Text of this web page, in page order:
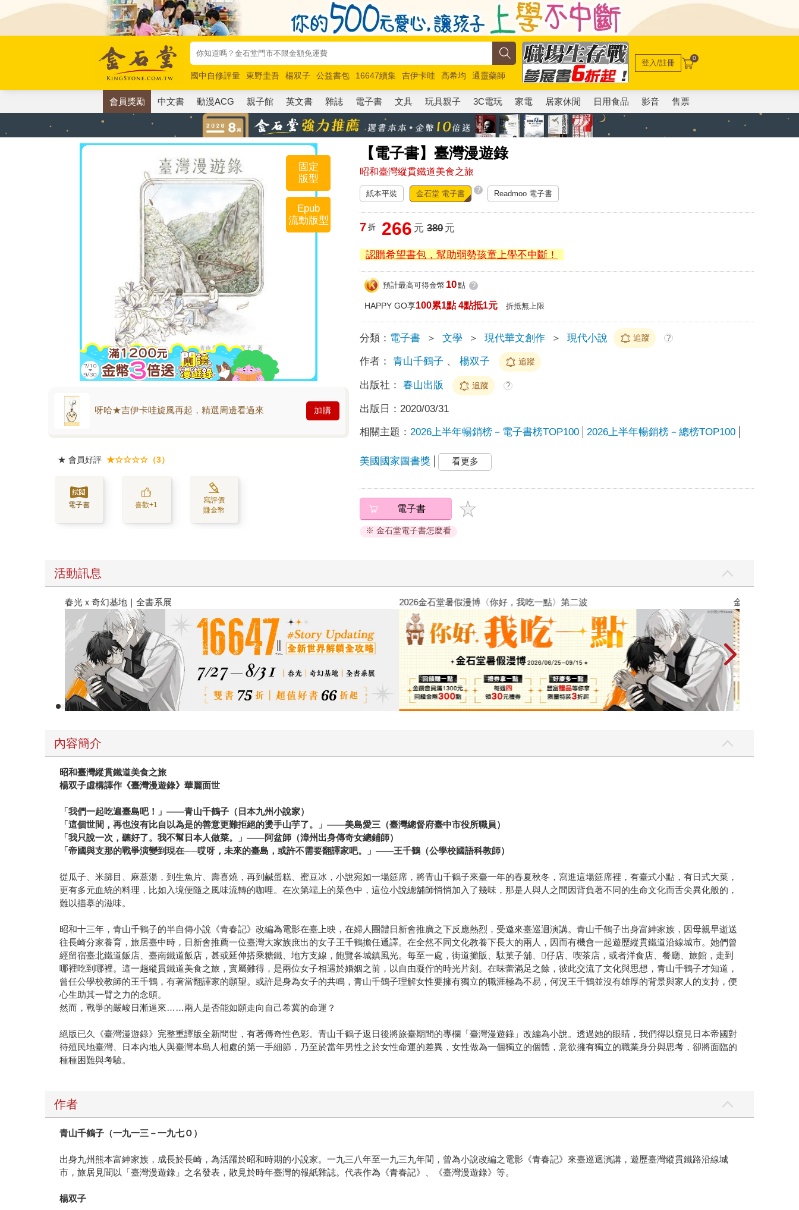
國中自修評量 東野圭吾 楊双子 公益書包 16647續集 吉伊卡哇 高希均
通靈藥師
唯紅花綻放
奧德賽 路邊攤新作 馬斯克 玩具總動員5 超慢跑
登入/註冊 0
會員獎勵 中文書 動漫ACG 親子館 英文書 雜誌 電子書 文具 玩具親子 3C電玩 家電 居家休閒 日用食品 影音 售票
【電子書】臺灣漫遊錄
昭和臺灣縱貫鐵道美食之旅
固定
版型
Epub
流動版型
呀哈★吉伊卡哇旋風再起，精選周邊看過來 加購
★ 會員好評 ★☆☆☆☆（3）
電子書 喜歡+1
寫評價
賺金幣
紙本平裝 金石堂 電子書 ? Readmoo 電子書
7 折 266 元 380元
認購希望書包，幫助弱勢孩童上學不中斷！
預計最高可得金幣 10點 ?
HAPPY GO享100累1點 4點抵1元 折抵無上限
分類： 電子書 ＞ 文學 ＞ 現代華文創作 ＞ 現代小說 追蹤 ?
作者： 青山千鶴子 、楊双子 追蹤
出版社： 春山出版 追蹤 ?
出版日： 2020/03/31
相關主題： 2026上半年暢銷榜－電子書榜TOP100 2026上半年暢銷榜－總榜TOP100
美國國家圖書獎 看更多
電子書
※ 金石堂電子書怎麼看
活動訊息
春光ｘ奇幻基地｜全書系展 2026金石堂暑假漫博〈你好，我吃一點〉第二波 金石堂2026海
內容簡介
昭和臺灣縱貫鐵道美食之旅
楊双子虛構譯作《臺灣漫遊錄》華麗面世
「我們一起吃遍臺島吧！」――青山千鶴子（日本九州小說家）
「這個世間，再也沒有比自以為是的善意更難拒絕的燙手山芋了。」――美島愛三（臺灣總督府臺中市役所職員）
「我只說一次，聽好了。我不幫日本人做菜。」――阿盆師（漳州出身傳奇女總鋪師）
「帝國與支那的戰爭演變到現在──哎呀，未來的臺島，或許不需要翻譯家吧。」――王千鶴（公學校國語科教師）
從瓜子、米篩目、麻薏湯，到生魚片、壽喜燒，再到鹹蛋糕、蜜豆冰，小說宛如一場筵席，將青山千鶴子來臺一年的春夏秋冬，寫進這場筵席裡，有臺式小點，有日式大菜，
更有多元血統的料理，比如入境便隨之風味流轉的咖哩。在次第端上的菜色中，這位小說總舖師悄悄加入了幾味，那是人與人之間因背負著不同的生命文化而舌尖異化般的，
難以描摹的滋味。
昭和十三年，青山千鶴子的半自傳小說《青春記》改編為電影在臺上映，在婦人團體日新會推廣之下反應熱烈，受邀來臺巡迴演講。青山千鶴子出身富紳家族，因母親早逝送
往長崎分家養育，旅居臺中時，日新會推薦一位臺灣大家族庶出的女子王千鶴擔任通譯。在全然不同文化教養下長大的兩人，因而有機會一起遊歷縱貫鐵道沿線城市。她們曾
經留宿臺北鐵道飯店、臺南鐵道飯店，甚或延伸搭乘糖鐵、地方支線，飽覽各城鎮風光。每至一處，街道攤販、駄菓子舖、𥴊仔店、喫茶店，或者洋食店、餐廳、旅館，走到
哪裡吃到哪裡。這一趟縱貫鐵道美食之旅，實屬難得，是兩位女子相遇於婚姻之前，以自由凝佇的時光片刻。在味蕾滿足之餘，彼此交流了文化與思想，青山千鶴子才知道，
曾任公學校教師的王千鶴，有著當翻譯家的願望。或許是身為女子的共鳴，青山千鶴子理解女性要擁有獨立的職涯極為不易，何況王千鶴並沒有雄厚的背景與家人的支持，便
心生助其一臂之力的念頭。
然而，戰爭的嚴峻日漸逼來……兩人是否能如願走向自己希冀的命運？
絕版已久《臺灣漫遊錄》完整重譯版全新問世，有著傳奇性色彩。青山千鶴子返日後將旅臺期間的專欄「臺灣漫遊錄」改編為小說。透過她的眼睛，我們得以窺見日本帝國對
待殖民地臺灣、日本內地人與臺灣本島人相處的第一手細節，乃至於當年男性之於女性命運的差異，女性做為一個獨立的個體，意欲擁有獨立的職業身分與思考，卻將面臨的
種種困難與考驗。
作者
青山千鶴子（一九一三－一九七Ｏ）
出身九州熊本富紳家族，成長於長崎，為活躍於昭和時期的小說家。一九三八年至一九三九年間，曾為小說改編之電影《青春記》來臺巡迴演講，遊歷臺灣縱貫鐵路沿線城
市，旅居見聞以「臺灣漫遊錄」之名發表，散見於時年臺灣的報紙雜誌。代表作為《青春記》、《臺灣漫遊錄》等。
楊双子